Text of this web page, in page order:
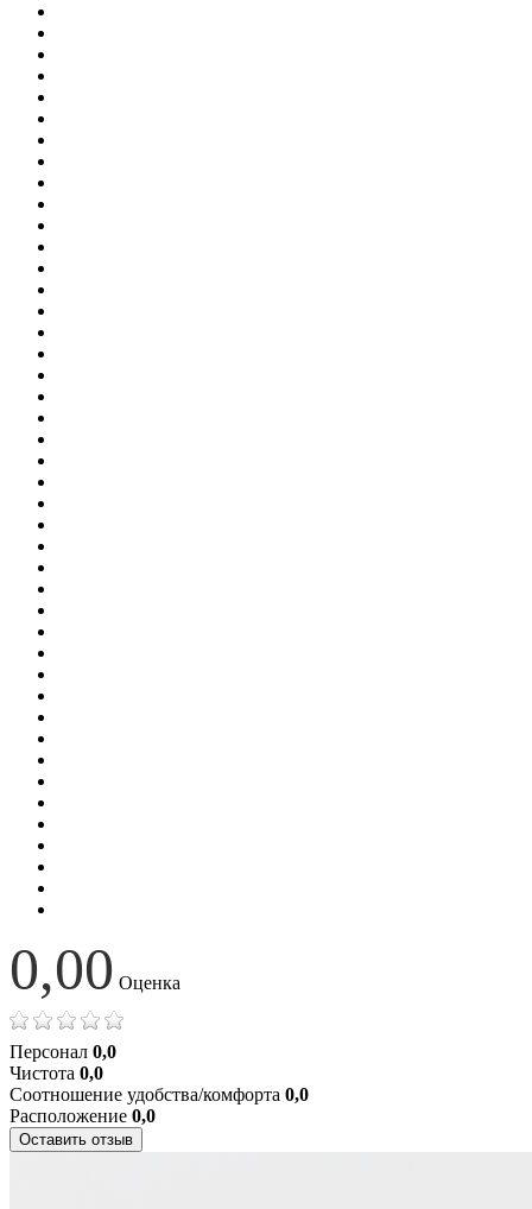
0,00 Оценка
Персонал 0,0
Чистота 0,0
Соотношение удобства/комфорта 0,0
Расположение 0,0
Оставить отзыв